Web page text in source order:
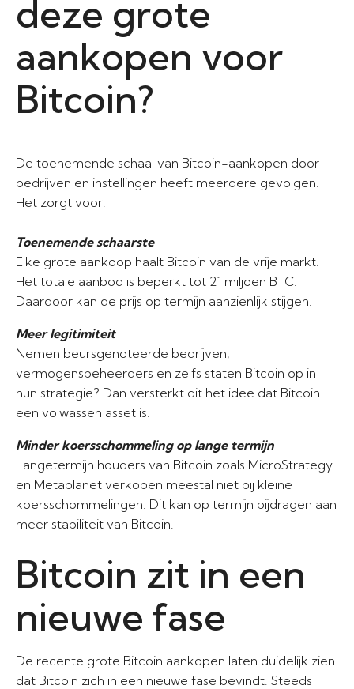
deze grote
aankopen voor
Bitcoin?
De toenemende schaal van Bitcoin-aankopen door
bedrijven en instellingen heeft meerdere gevolgen.
Het zorgt voor:
Toenemende schaarste
Elke grote aankoop haalt Bitcoin van de vrije markt.
Het totale aanbod is beperkt tot 21 miljoen BTC.
Daardoor kan de prijs op termijn aanzienlijk stijgen.
Meer legitimiteit
Nemen beursgenoteerde bedrijven,
vermogensbeheerders en zelfs staten Bitcoin op in
hun strategie? Dan versterkt dit het idee dat Bitcoin
een volwassen asset is.
Minder koersschommeling op lange termijn
Langetermijn houders van Bitcoin zoals MicroStrategy
en Metaplanet verkopen meestal niet bij kleine
koersschommelingen. Dit kan op termijn bijdragen aan
meer stabiliteit van Bitcoin.
Bitcoin zit in een
nieuwe fase
De recente grote Bitcoin aankopen laten duidelijk zien
dat Bitcoin zich in een nieuwe fase bevindt. Steeds